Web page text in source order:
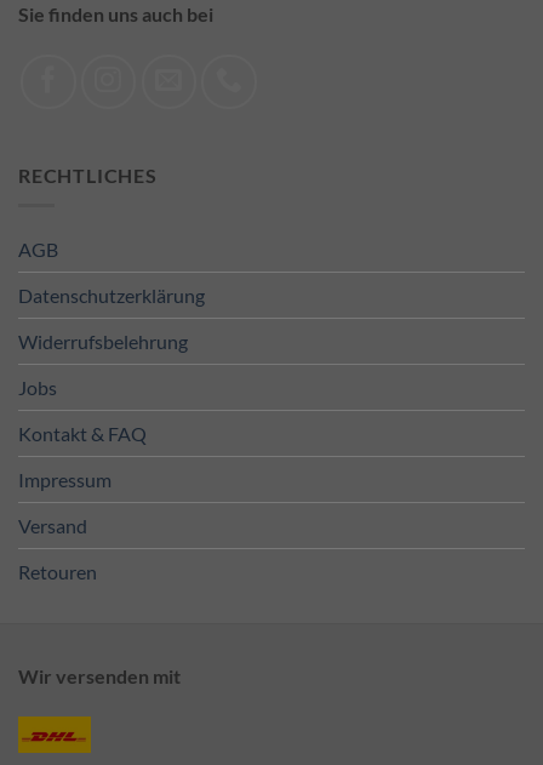
Sie finden uns auch bei
RECHTLICHES
AGB
Datenschutzerklärung
Widerrufsbelehrung
Jobs
Kontakt & FAQ
Impressum
Versand
Retouren
Wir versenden mit